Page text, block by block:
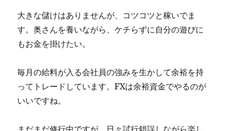
大きな儲けはありませんが、コツコツと稼いでま
す。奥さんを養いながら、ケチらずに自分の遊びに
もお金を掛けたい。
毎月の給料が入る会社員の強みを生かして余裕を持
ってトレードしています。FXは余裕資金でやるのが
いいですね。